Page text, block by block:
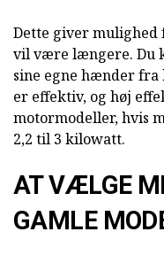
Dette giver
vil være længere. Du
sine egne hænder
er effektiv, og høj
motormodeller, hvis
2,2 til 3 kilowatt.
AT VÆLGE
GAMLE